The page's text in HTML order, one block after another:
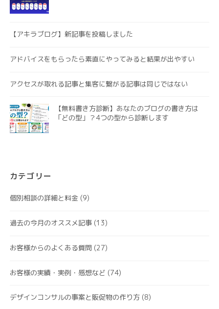
【アキラブログ】新記事を投稿しました
アドバイスをもらったら素直にやってみると結果が出やすい
アクセスが取れる記事と集客に繋がる記事は同じではない
【無料書き方診断】あなたのブログの書き方は
「どの型」？4つの型から診断します
カテゴリー
個別相談の詳細と料金 (9)
過去の今月のオススメ記事 (13)
お客様からのよくある質問 (27)
お客様の実績・実例・感想など (74)
デザインコンサルの事案と販促物の作り方 (8)